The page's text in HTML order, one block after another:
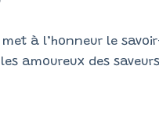
à l’honneur le
amoureux des